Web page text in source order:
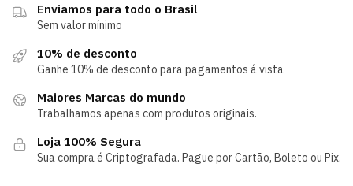
Enviamos para todo o Brasil
Sem valor mínimo
10% de desconto
Ganhe 10% de desconto para pagamentos á vista
Maiores Marcas do mundo
Trabalhamos apenas com produtos originais.
Loja 100% Segura
Sua compra é Criptografada. Pague por Cartão, Boleto ou Pix.